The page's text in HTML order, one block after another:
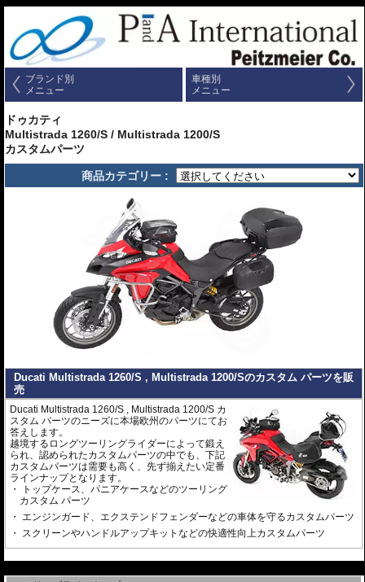
ブランド別
メニュー
車種別
メニュー
ドゥカティ
Multistrada 1260/S / Multistrada 1200/S
カスタムパーツ
商品カテゴリー :
Ducati Multistrada 1260/S , Multistrada 1200/Sのカスタム パーツを販
売
Ducati Multistrada 1260/S , Multistrada 1200/S カ
スタム パーツのニーズに本場欧州のパーツにてお
答えします。
越境するロングツーリングライダーによって鍛え
られ、認められたカスタムパーツの中でも、下記
カスタムパーツは需要も高く、先ず揃えたい定番
ラインナップとなります。
トップケース、パニアケースなどのツーリング
カスタム パーツ
エンジンガード、エクステンドフェンダーなどの車体を守るカスタムパーツ
スクリーンやハンドルアップキットなどの快適性向上カスタムパーツ